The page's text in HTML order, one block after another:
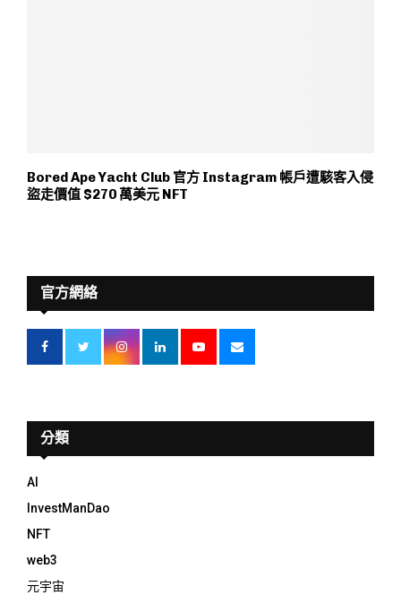
Bored Ape Yacht Club 官方 Instagram 帳戶遭駭客入侵
盜走價值 $270 萬美元 NFT
官方網絡
分類
AI
InvestManDao
NFT
web3
元宇宙